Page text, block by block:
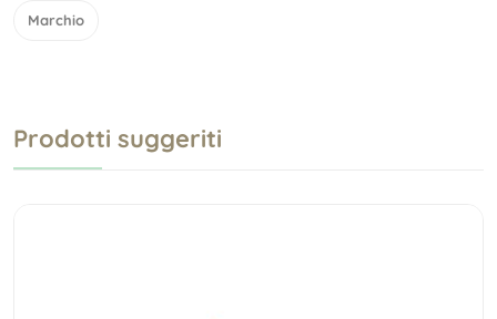
Marchio
Prodotti suggeriti